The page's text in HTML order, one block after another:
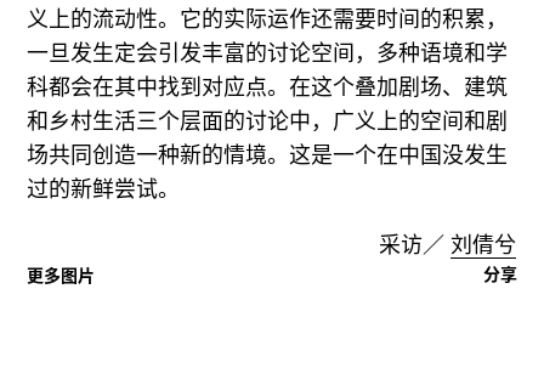
义上的流动性。它的实际运作还需要时间的积累，
一旦发生定会引发丰富的讨论空间，多种语境和学
科都会在其中找到对应点。在这个叠加剧场、建筑
和乡村生活三个层面的讨论中，广义上的空间和剧
场共同创造一种新的情境。这是一个在中国没发生
过的新鲜尝试。
采访／ 刘倩兮
更多图片 分享